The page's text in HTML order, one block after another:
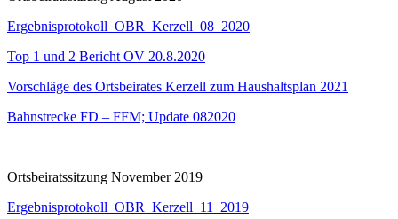
Ergebnisprotokoll_OBR_Kerzell_08_2020
Top 1 und 2 Bericht OV 20.8.2020
Vorschläge des Ortsbeirates Kerzell zum Haushaltsplan 2021
Bahnstrecke FD – FFM; Update 082020
Ortsbeiratssitzung November 2019
Ergebnisprotokoll_OBR_Kerzell_11_2019